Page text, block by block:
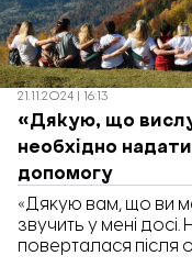
21.11.2024 | 16:13
«Дякую, що
необхідно
допомогу
«Дякую вам, що ви
звучить у мені досі.
поверталася після